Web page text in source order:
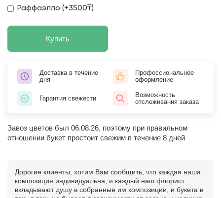
Раффаэлло (+3500₸)
Купить
Доставка в течение
дня
Профессиональное
оформление
Гарантия свежести
Возможность
отслеживания заказа
Завоз цветов был 06.08.26, поэтому при правильном
отношении букет простоит свежим в течение 8 дней
Дорогие клиенты, хотим Вам сообщить, что каждая наша
композиция индивидуальна, и каждый наш флорист
вкладывают душу в собранные им композиции, и букета в